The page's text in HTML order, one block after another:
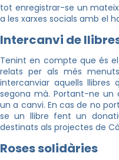
tot enregistrar-se un
a les xarxes socials amb el
Intercanvi de
Tenint en compte que és el
relats per als més
intercanviar aquells llibres
segona mà. Portant-ne un
un a canvi. En cas de no
se un llibre fent un
destinats als projectes de
Roses solidàries